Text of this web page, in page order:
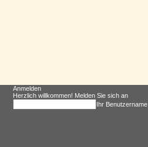
Anmelden
Herzlich willkommen! Melden Sie sich an
Ihr Benutzername